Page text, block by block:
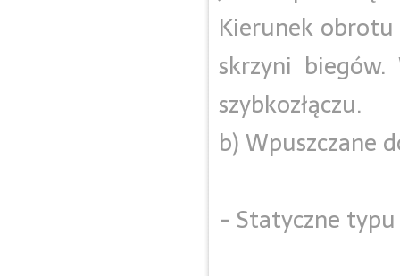
Kierunek
skrzyni
szybkozłączu.
b) Wpuszczane
- Statyczne typu